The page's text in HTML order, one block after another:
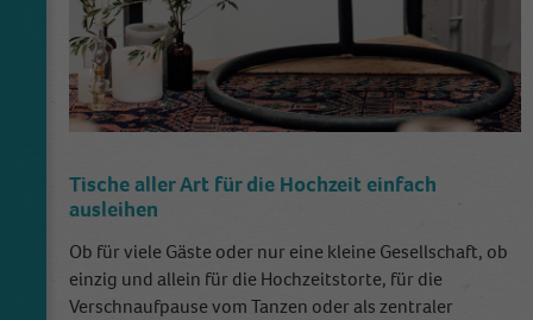
Tische aller Art für die Hochzeit einfach
ausleihen
Ob für viele Gäste oder nur eine kleine Gesellschaft, ob
einzig und allein für die Hochzeitstorte, für die
Verschnaufpause vom Tanzen oder als zentraler